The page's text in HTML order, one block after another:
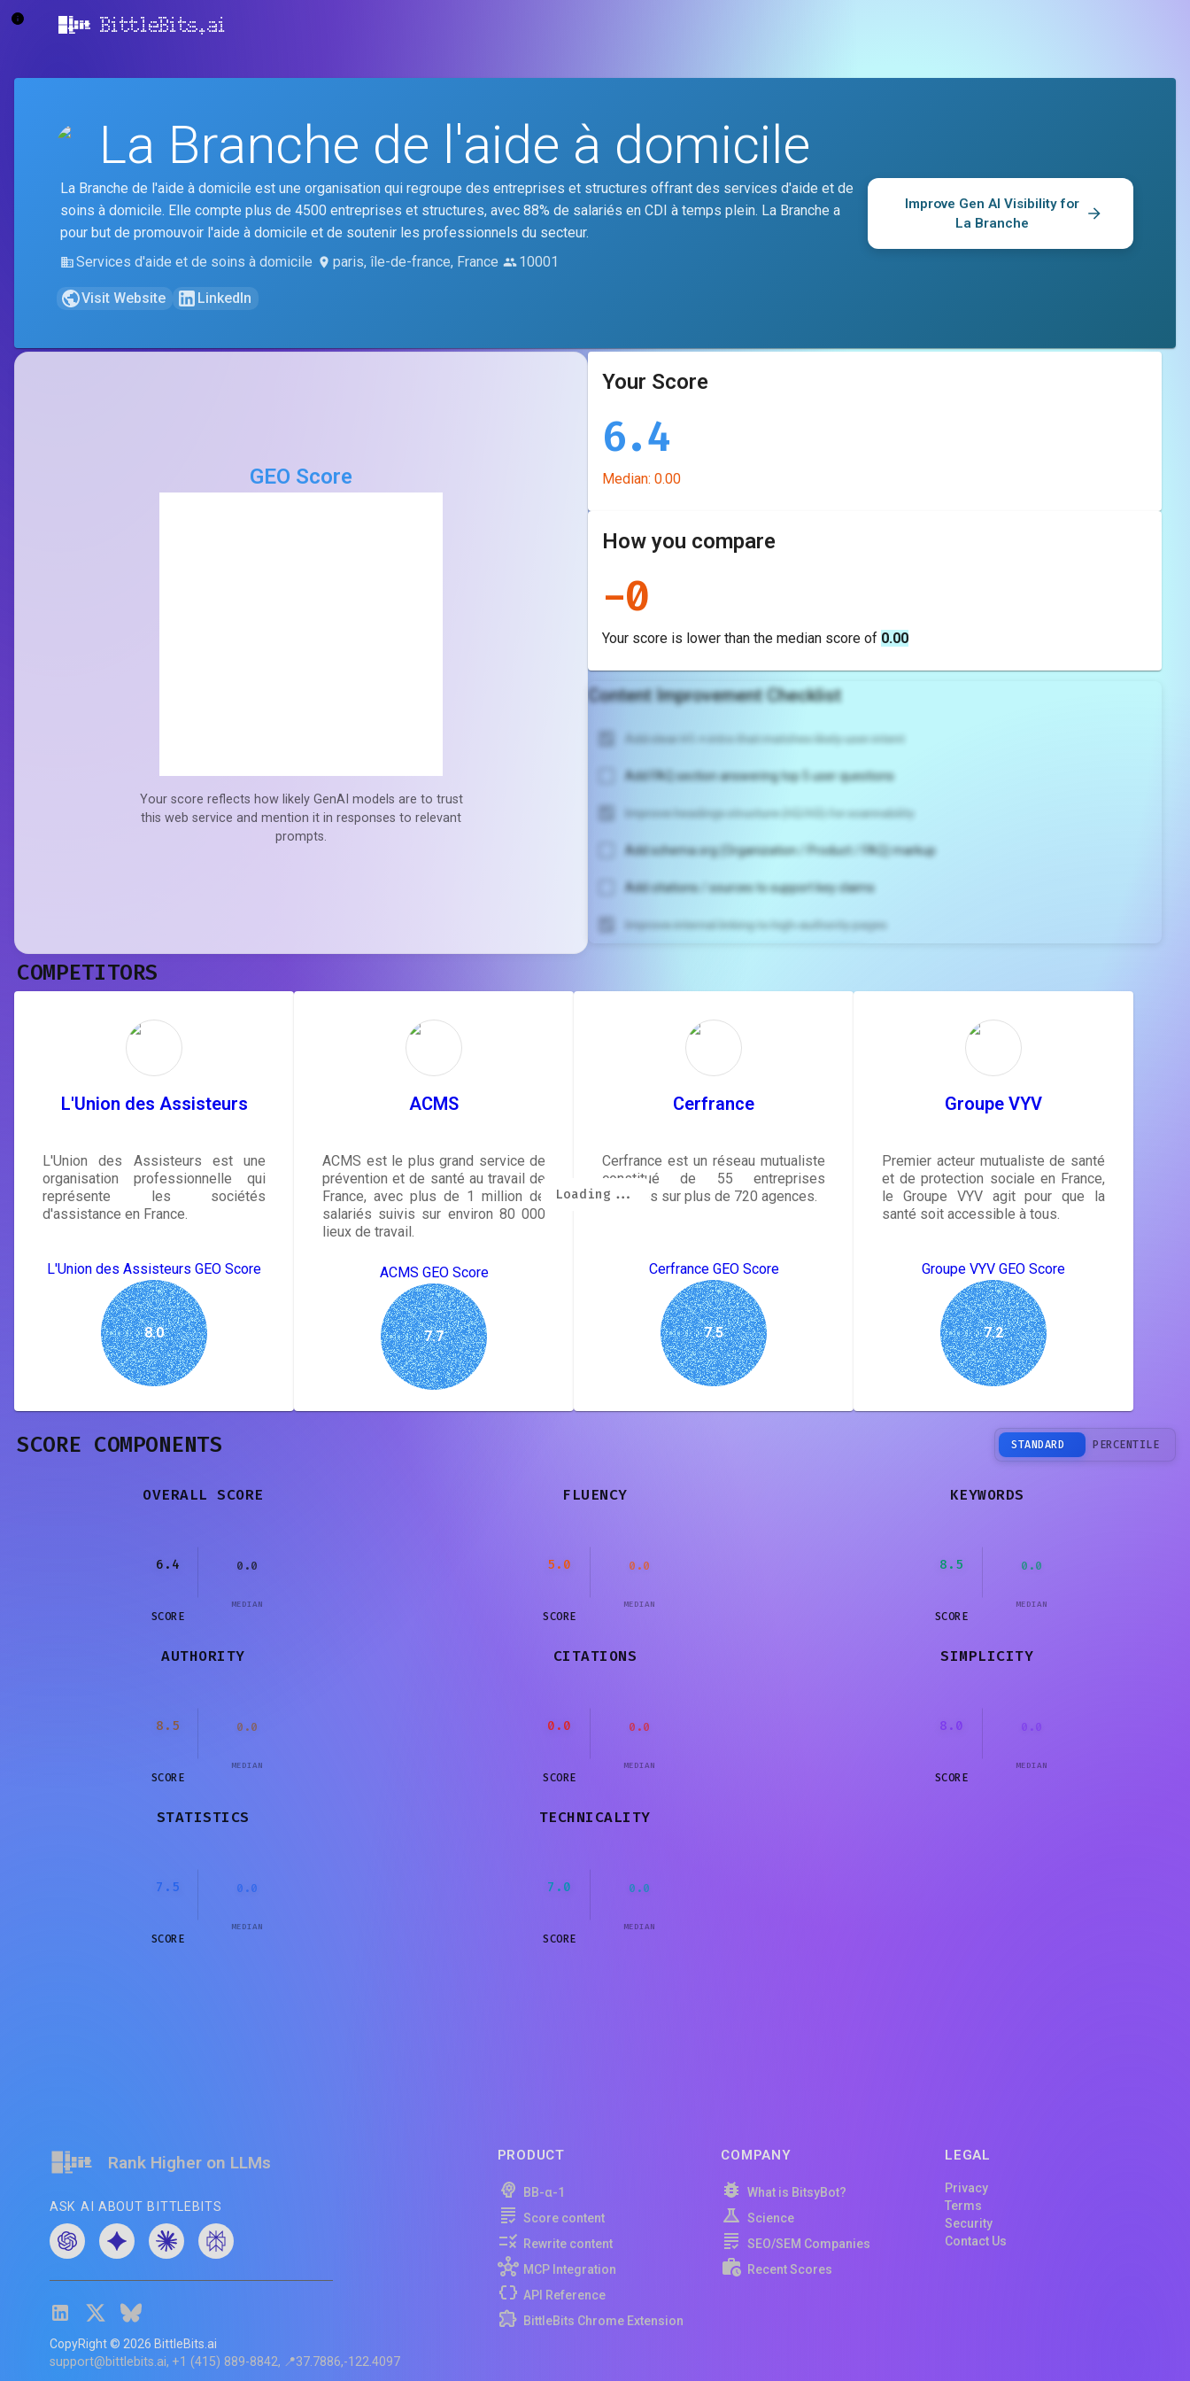
BittleBits.ai
La Branche de l'aide à domicile
La Branche de l'aide à domicile est une organisation qui regroupe des entreprises et structures offrant des services d'aide et de
soins à domicile. Elle compte plus de 4500 entreprises et structures, avec 88% de salariés en CDI à temps plein. La Branche a
pour but de promouvoir l'aide à domicile et de soutenir les professionnels du secteur.
Services d'aide et de soins à domicile
paris, île-de-france, France 10001
Visit Website LinkedIn
Improve Gen AI Visibility for
La Branche
GEO Score
Your score reflects how likely GenAI models are to trust
this web service and mention it in responses to relevant
prompts.
Your Score
6.4
Median: 0.00
How you compare
-0
Your score is lower than the median score of 0.00
Content Improvement Checklist
Add clear H1 + intro that matches likely user intent
Add FAQ section answering top 5 user questions
Improve headings structure (H2/H3) for scannability
Add schema.org (Organization / Product / FAQ) markup
Add citations / sources to support key claims
Improve internal linking to high-authority pages
rewrite your page
Sign in to see actionable suggestions
tailored to your site's score.
COMPETITORS
L'Union des Assisteurs
L'Union des Assisteurs est une
organisation professionnelle qui
représente les sociétés
d'assistance en France.
L'Union des Assisteurs GEO Score
8.0
ACMS
ACMS est le plus grand service de
prévention et de santé au travail de
France, avec plus de 1 million de
salariés suivis sur environ 80 000
lieux de travail.
ACMS GEO Score
7.7
Cerfrance
Cerfrance est un réseau mutualiste
constitué de 55 entreprises
réparties sur plus de 720 agences.
Cerfrance GEO Score
7.5
Groupe VYV
Premier acteur mutualiste de santé
et de protection sociale en France,
le Groupe VYV agit pour que la
santé soit accessible à tous.
Groupe VYV GEO Score
7.2
SCORE COMPONENTS STANDARD PERCENTILE
OVERALL SCORE
6.4
SCORE
0.0
MEDIAN
Loading...
FLUENCY
5.0
SCORE
0.0
MEDIAN
Loading...
KEYWORDS
8.5
SCORE
0.0
MEDIAN
Loading...
AUTHORITY
8.5
SCORE
0.0
MEDIAN
Loading...
CITATIONS
0.0
SCORE
0.0
MEDIAN
Loading...
SIMPLICITY
8.0
SCORE
0.0
MEDIAN
Loading...
STATISTICS
7.5
SCORE
0.0
MEDIAN
Loading...
TECHNICALITY
7.0
SCORE
0.0
MEDIAN
Loading...
Rank Higher on LLMs
ASK AI ABOUT BITTLEBITS
CopyRight © 2026 BittleBits.ai
support@bittlebits.ai +1 (415) 889-8842 📍37.7886,-122.4097
PRODUCT
BB-α-1
Score content
Rewrite content
MCP Integration
API Reference
BittleBits Chrome Extension
COMPANY
What is BitsyBot?
Science
SEO/SEM Companies
Recent Scores
LEGAL
Privacy
Terms
Security
Contact Us